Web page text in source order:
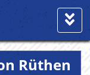
Rüthen